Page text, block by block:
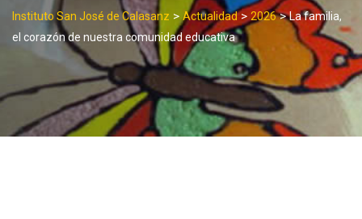
Instituto San José de Calasanz > Actualidad>2026>La familia,
el corazón de nuestra comunidad educativa